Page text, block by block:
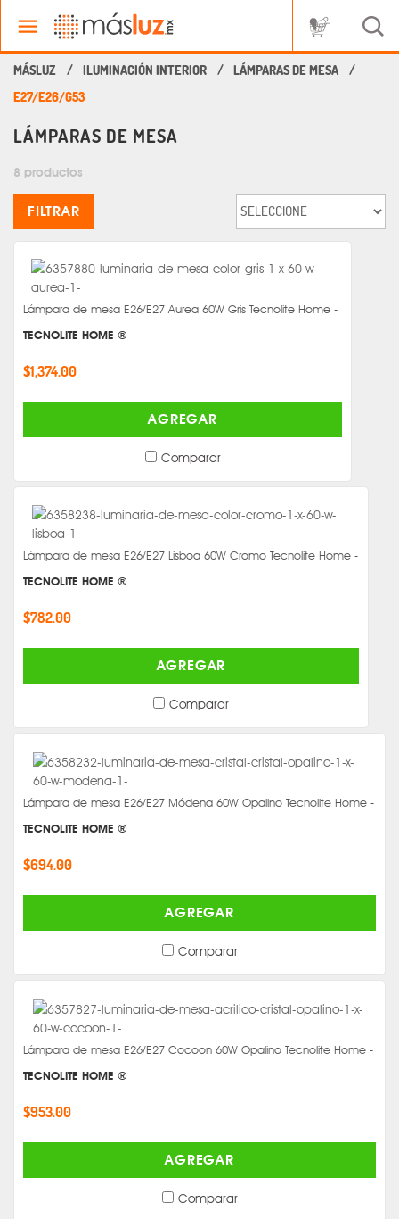
ILUMINACIÓN INTERIOR
LÁMPARAS DE MESA
E27/E26/G53
LÁMPARAS DE MESA
8 productos
FILTRAR
Lámpara de mesa E26/E27 Aurea 60W Gris Tecnolite Home -
TECNOLITE HOME ®
$1,374.00
AGREGAR
Comparar
Lámpara de mesa E26/E27 Lisboa 60W Cromo Tecnolite Home -
TECNOLITE HOME ®
$782.00
AGREGAR
Comparar
Lámpara de mesa E26/E27 Módena 60W Opalino Tecnolite Home -
TECNOLITE HOME ®
$694.00
AGREGAR
Comparar
Lámpara de mesa E26/E27 Cocoon 60W Opalino Tecnolite Home -
TECNOLITE HOME ®
$953.00
AGREGAR
Comparar